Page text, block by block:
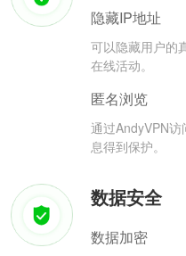
隐藏IP地址
可以隐藏用户的
在线活动。
匿名浏览
通过AndyVPN
息得到保护。
数据安全
数据加密